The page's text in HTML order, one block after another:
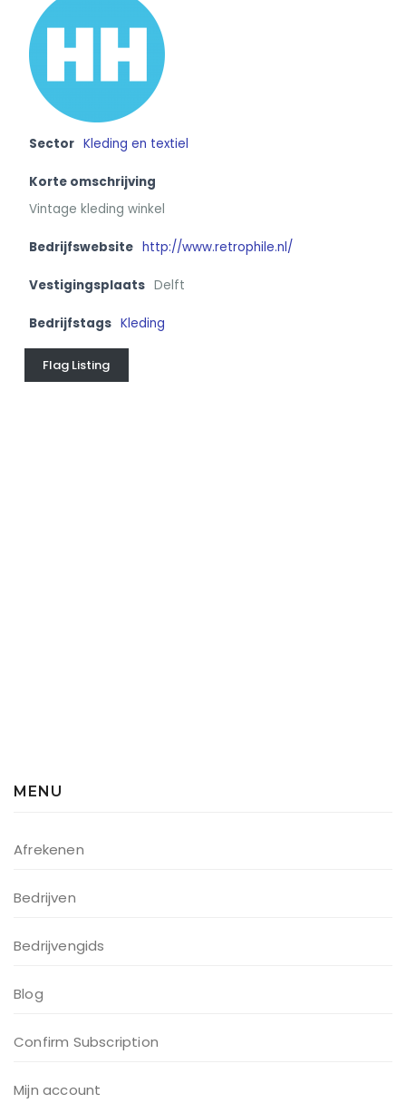
Sector Kleding en textiel
Korte omschrijving
Vintage kleding winkel
Bedrijfswebsite http://www.retrophile.nl/
Vestigingsplaats Delft
Bedrijfstags Kleding
Flag Listing
MENU
Afrekenen
Bedrijven
Bedrijvengids
Blog
Confirm Subscription
Mijn account